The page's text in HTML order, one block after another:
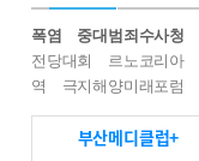
폭염 중대범죄수사청
전당대회
르노코리아
역
극지해양미래포럼
부산메디클럽+